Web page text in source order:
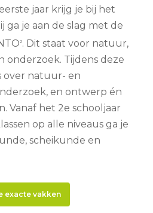
jaar krijg je bij het
ga je aan de slag met de
2. Dit staat voor natuur,
onderzoek. Tijdens deze
over natuur- en
en ontwerp én
Vanaf het 2e schooljaar
op alle niveaus ga je
scheikunde en
exacte vakken